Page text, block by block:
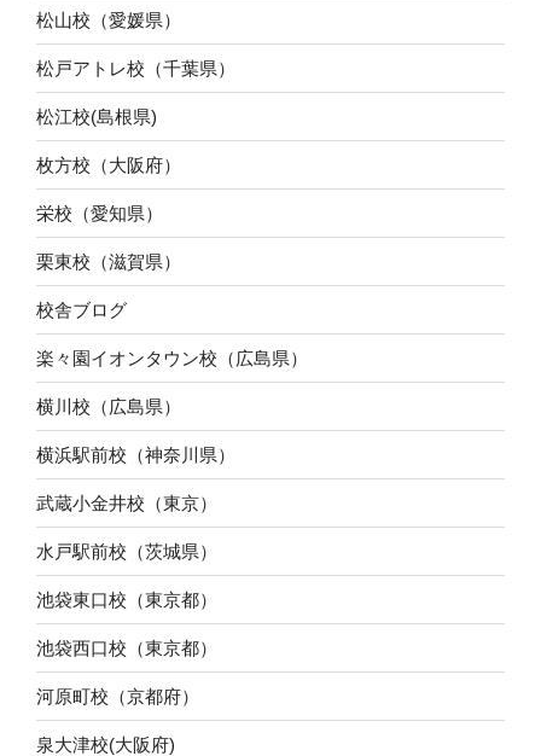
松山校（愛媛県）
松戸アトレ校（千葉県）
松江校(島根県)
枚方校（大阪府）
栄校（愛知県）
栗東校（滋賀県）
校舎ブログ
楽々園イオンタウン校（広島県）
横川校（広島県）
横浜駅前校（神奈川県）
武蔵小金井校（東京）
水戸駅前校（茨城県）
池袋東口校（東京都）
池袋西口校（東京都）
河原町校（京都府）
泉大津校(大阪府)